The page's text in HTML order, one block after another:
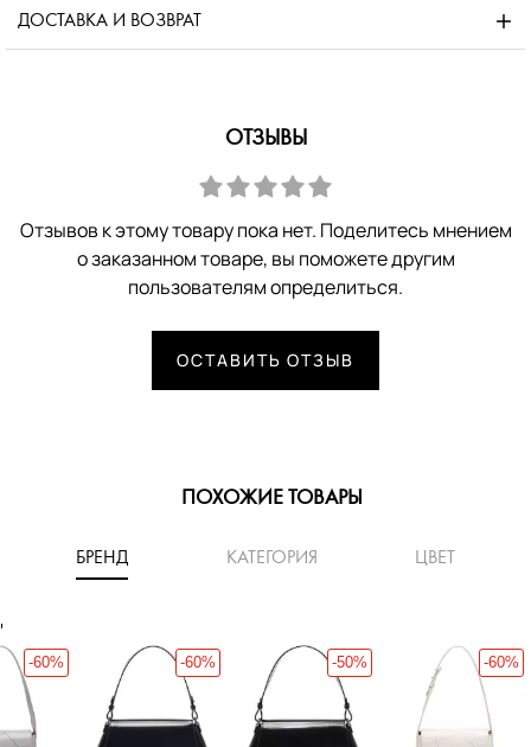
ДОСТАВКА И ВОЗВРАТ
ОТЗЫВЫ
Отзывов к этому товару пока нет. Поделитесь мнением
о заказанном товаре, вы поможете другим
пользователям определиться.
ОСТАВИТЬ ОТЗЫВ
ПОХОЖИЕ ТОВАРЫ
БРЕНД КАТЕГОРИЯ ЦВЕТ
'
-60% -60% -50% -60%